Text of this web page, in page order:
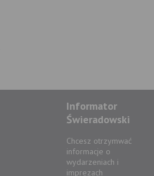
Informator
Świeradowski
Chcesz otrzymwać
informacje o
wydarzeniach i
imprezach